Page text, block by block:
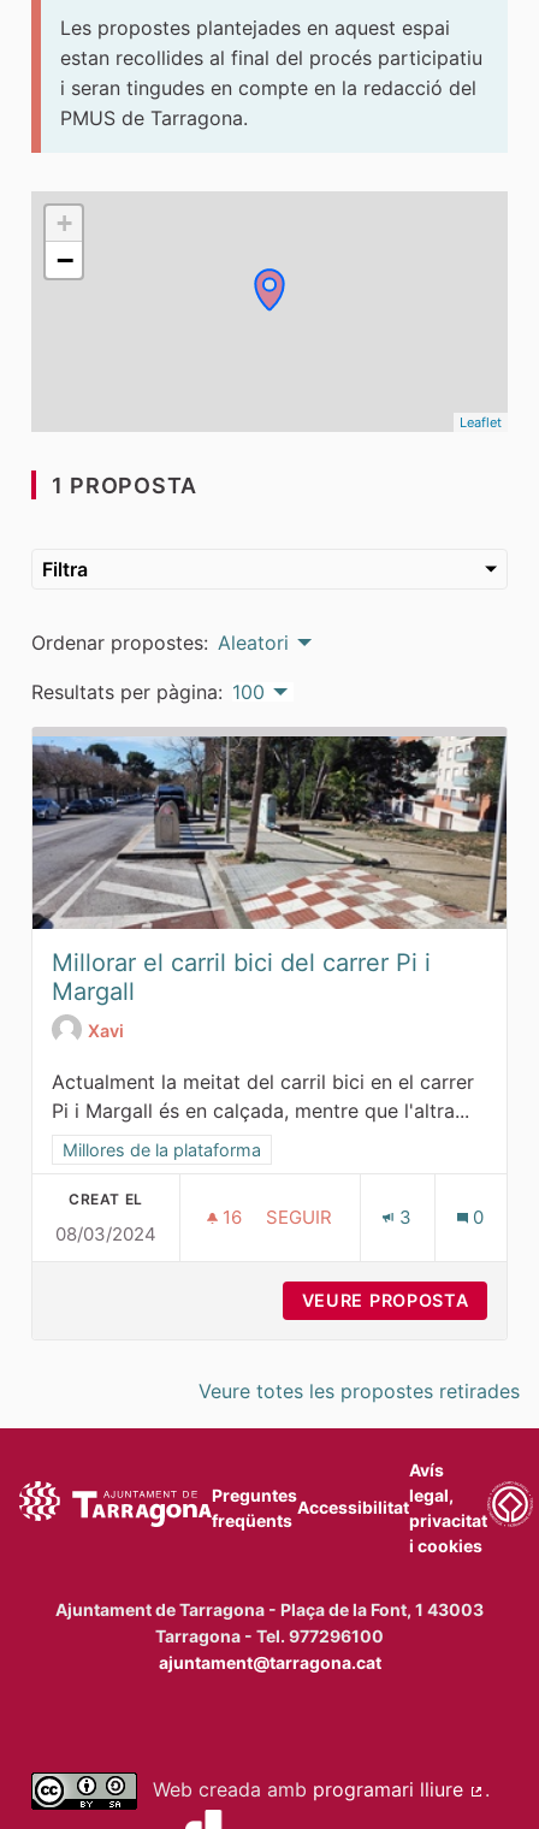
Les propostes plantejades en aquest espai
estan recollides al final del procés participatiu
i seran tingudes en compte en la redacció del
PMUS de Tarragona.
El següent element és un mapa que presenta els
+
−
Leaflet
1 PROPOSTA
Filtra
Ordenar propostes: Aleatori
Resultats per pàgina: 100
Millorar el carril bici del carrer Pi i
Margall
Xavi
Actualment la meitat del carril bici en el carrer
Pi i Margall és en calçada, mentre que l'altra...
Resultats al filtrar per l'àmbit: Millores de la plataforma
Millores de la plataforma
CREAT EL
08/03/2024
16 16 SEGUIDORES
SEGUIR 3 0
VEURE PROPOSTA
Veure totes les propostes retirades
Preguntes
freqüents
Accessibilitat
Avís
legal,
privacitat
i cookies
Ajuntament de Tarragona - Plaça de la Font, 1 43003
Tarragona - Tel. 977296100
ajuntament@tarragona.cat
Web creada amb programari lliure
.